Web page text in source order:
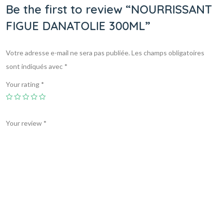
Be the first to review “NOURRISSANT
FIGUE DANATOLIE 300ML”
Votre adresse e-mail ne sera pas publiée.Les champs obligatoires
sont indiqués avec *
Your rating *
Your review *